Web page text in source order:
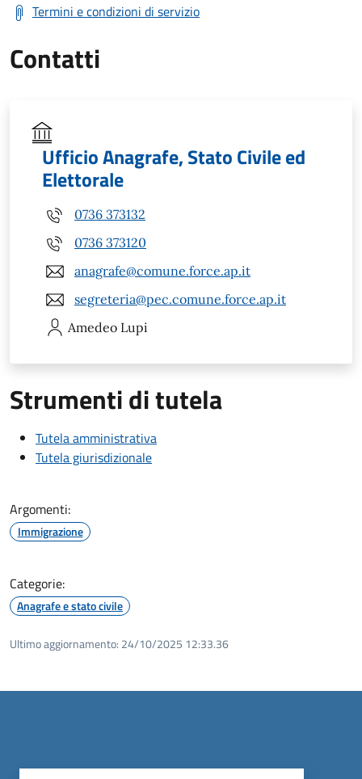
Termini e condizioni di servizio
Contatti
Ufficio Anagrafe, Stato Civile ed
Elettorale
0736 373132
0736 373120
anagrafe@comune.force.ap.it
segreteria@pec.comune.force.ap.it
Amedeo Lupi
Strumenti di tutela
Tutela amministrativa
Tutela giurisdizionale
Argomenti:
Immigrazione
Categorie:
Anagrafe e stato civile
Ultimo aggiornamento: 24/10/2025 12:33.36